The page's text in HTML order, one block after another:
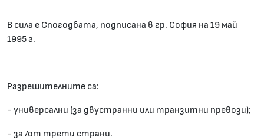
В сила е Спогодбата, подписана в гр. София на 19 май
1995 г.
Разрешителните са:
- универсални (за двустранни или транзитни превози);
- за /от трети страни.